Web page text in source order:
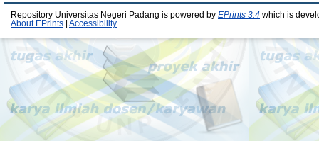
Repository Universitas Negeri Padang is powered by EPrints 3.4 which is
About EPrints
Accessibility